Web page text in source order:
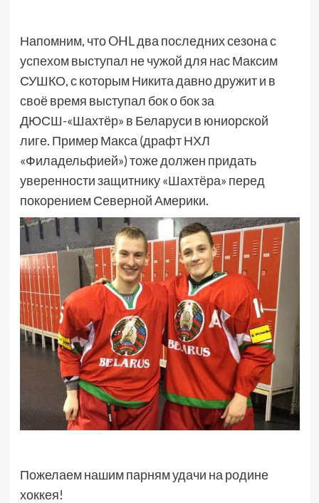
Напомним, что OHL два последних сезона с
успехом выступал не чужой для нас Максим
СУШКО, с которым Никита давно дружит и в
своё время выступал бок о бок за
ДЮСШ-«Шахтёр» в Беларуси в юниорской
лиге. Пример Макса (драфт НХЛ
«Филадельфией») тоже должен придать
уверенности защитнику «Шахтёра» перед
покорением Северной Америки.
Пожелаем нашим парням удачи на родине
хоккея!